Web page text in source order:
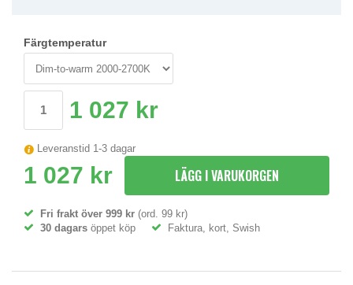
Färgtemperatur
1 027 kr
Leveranstid 1-3 dagar
1 027 kr LÄGG I VARUKORGEN
Fri frakt över 999 kr (ord. 99 kr)
30 dagars öppet köp Faktura, kort, Swish